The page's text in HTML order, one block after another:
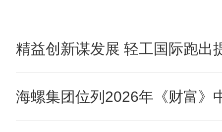
精益创新谋发展 轻工国际跑出
海螺集团位列2026年《财富》